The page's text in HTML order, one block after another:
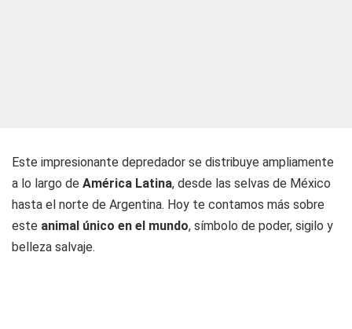
Este impresionante depredador se distribuye ampliamente
a lo largo de América Latina, desde las selvas de México
hasta el norte de Argentina. Hoy te contamos más sobre
este animal único en el mundo, símbolo de poder, sigilo y
belleza salvaje.